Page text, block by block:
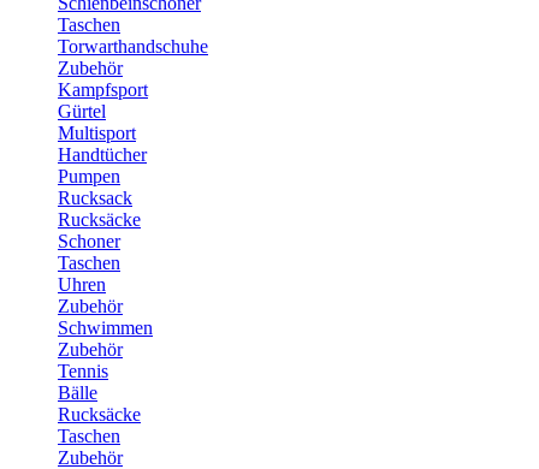
Taschen
Torwarthandschuhe
Zubehör
Kampfsport
Gürtel
Multisport
Handtücher
Pumpen
Rucksack
Rucksäcke
Schoner
Taschen
Uhren
Zubehör
Schwimmen
Zubehör
Tennis
Bälle
Rucksäcke
Taschen
Zubehör